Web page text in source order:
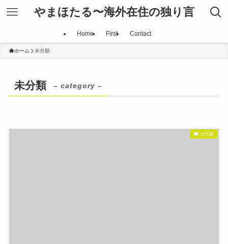
やまほたる〜海外在住の独り言
Home First Contact
ホーム 未分類
未分類 – category –
未分類